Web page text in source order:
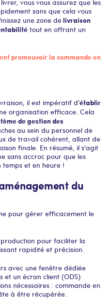
vous vous assurez que les
sans que cela vous
une zone delivraison
tout en offrant un
promouvoir la commande en
il est impératif d'établir
organisation efficace. Cela
de gestion des
au sein du personnel de
de travail cohérent, allant de
finale. En résumé, il s'agit
sans accroc pour que les
temps et en heure !
du
pour gérer efficacement le
pour faciliter la
rapidité et précision.
avec une fenêtre dédiée
et un écran client (ODS)
nécessaires : commande en
à être récupérée.